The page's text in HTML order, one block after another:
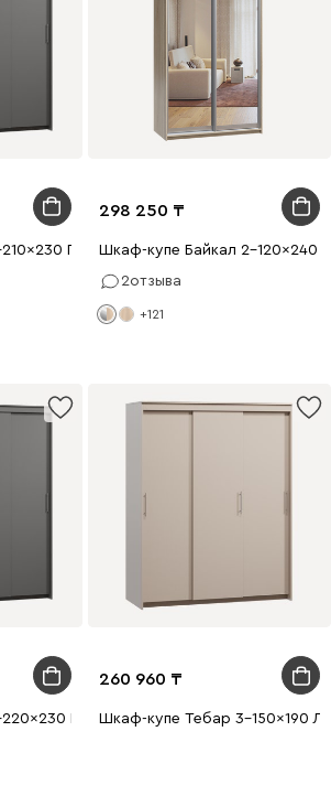
Графитовый без зеркал
298 250
Шкаф-купе Байкал 2-120x240
2отзыва
+121
Графитовый без зеркал
260 960
Шкаф-купе Тебар 3-150x190